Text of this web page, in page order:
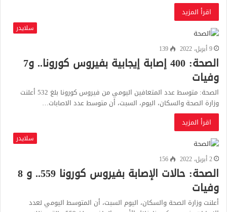
اقرأ المزيد
سلايدر
9 أبريل، 2022
139
الصحة: 400 إصابة إيجابية بفيروس كورونا.. و7
وفيات
الصحة: متوسط عدد المتعافين اليومي من فيروس كورونا بلغ 532 أعلنت
وزارة الصحة والسكان، اليوم، السبت، أن متوسط عدد الاصابات…
اقرأ المزيد
سلايدر
2 أبريل، 2022
156
الصحة: حالات الإصابة بفيروس كورونا 559.. و 8
وفيات
أعلنت وزارة الصحة والسكان، اليوم السبت، أن المتوسط اليومي لعدد